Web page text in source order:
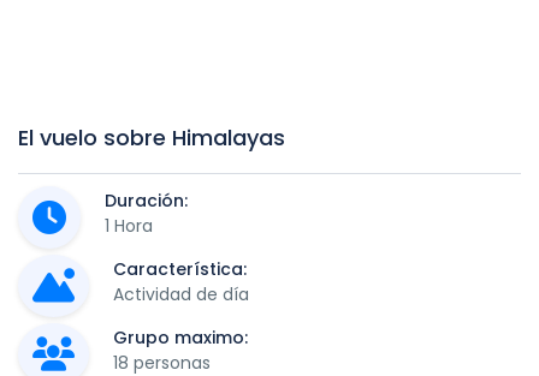
El vuelo sobre Himalayas
Duración:
1 Hora
Característica:
Actividad de día
Grupo maximo:
18 personas